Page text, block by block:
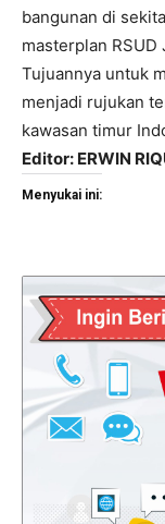
bangunan di
masterplan
Tujuannya untuk
menjadi rujukan
kawasan timur
Editor: ERWIN
Menyukai ini: